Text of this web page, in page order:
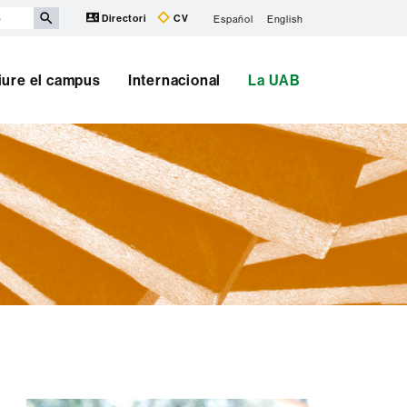
Directori CV Español English
el campus Internacional La UAB